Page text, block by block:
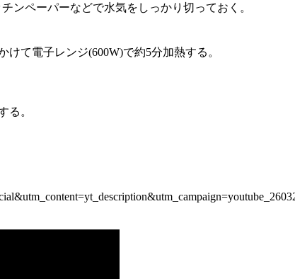
ンペーパーなどで水気をしっかり切っておく。
て電子レンジ(600W)で約5分加熱する。
る。